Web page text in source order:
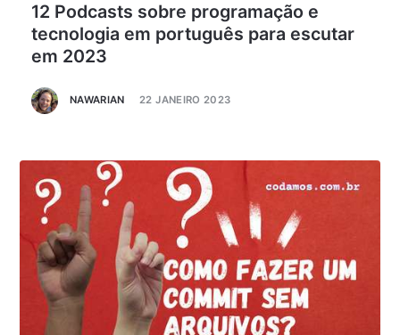
12 Podcasts sobre programação e
tecnologia em português para escutar
em 2023
NAWARIAN 22 JANEIRO 2023